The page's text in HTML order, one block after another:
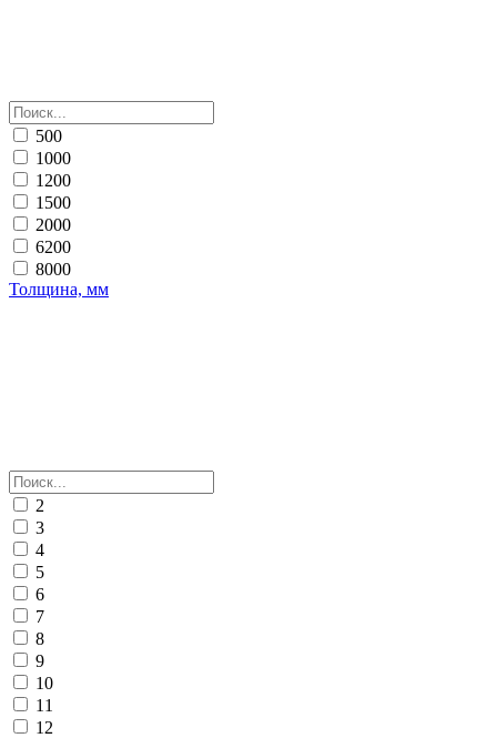
500
1000
1200
1500
2000
6200
8000
Толщина, мм
2
3
4
5
6
7
8
9
10
11
12